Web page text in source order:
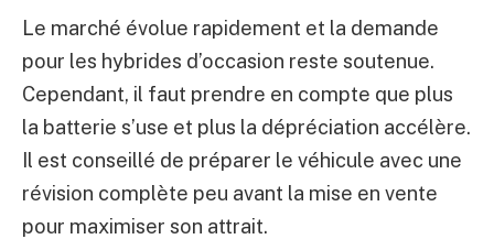
Le marché évolue rapidement et la demande
pour les hybrides d’occasion reste soutenue.
Cependant, il faut prendre en compte que plus
la batterie s’use et plus la dépréciation accélère.
Il est conseillé de préparer le véhicule avec une
révision complète peu avant la mise en vente
pour maximiser son attrait.